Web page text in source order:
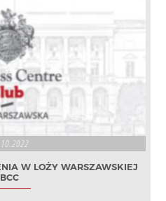
W LOŻY WARSZAWSKIEJ
BCC